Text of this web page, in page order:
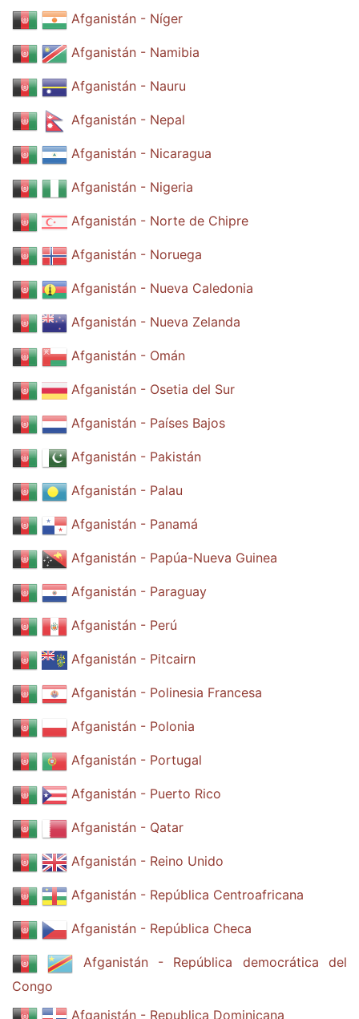
Afganistán - Níger
Afganistán - Namibia
Afganistán - Nauru
Afganistán - Nepal
Afganistán - Nicaragua
Afganistán - Nigeria
Afganistán - Norte de Chipre
Afganistán - Noruega
Afganistán - Nueva Caledonia
Afganistán - Nueva Zelanda
Afganistán - Omán
Afganistán - Osetia del Sur
Afganistán - Países Bajos
Afganistán - Pakistán
Afganistán - Palau
Afganistán - Panamá
Afganistán - Papúa-Nueva Guinea
Afganistán - Paraguay
Afganistán - Perú
Afganistán - Pitcairn
Afganistán - Polinesia Francesa
Afganistán - Polonia
Afganistán - Portugal
Afganistán - Puerto Rico
Afganistán - Qatar
Afganistán - Reino Unido
Afganistán - República Centroafricana
Afganistán - República Checa
Afganistán - República democrática del
Congo
Afganistán - Republica Dominicana